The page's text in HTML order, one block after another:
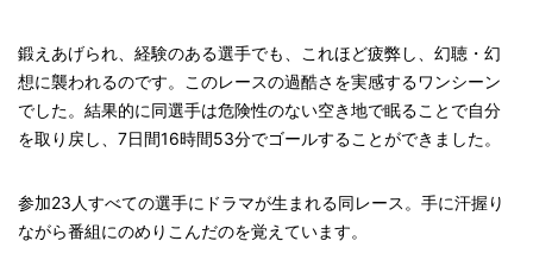
鍛えあげられ、経験のある選手でも、これほど疲弊し、幻聴・幻
想に襲われるのです。このレースの過酷さを実感するワンシーン
でした。結果的に同選手は危険性のない空き地で眠ることで自分
を取り戻し、7日間16時間53分でゴールすることができました。
参加23人すべての選手にドラマが生まれる同レース。手に汗握り
ながら番組にのめりこんだのを覚えています。